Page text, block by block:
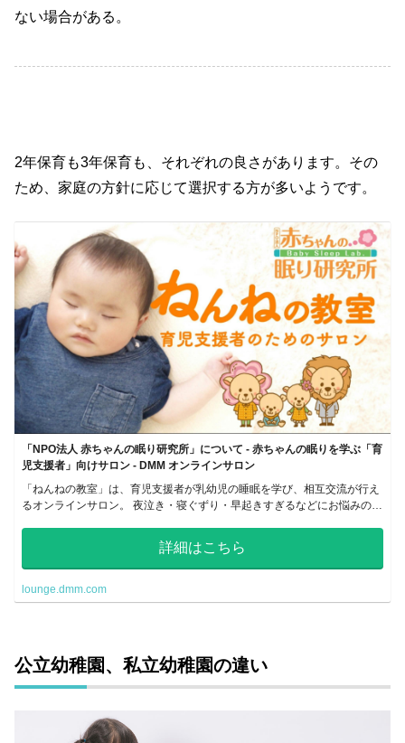
ない場合がある。
2年保育も3年保育も、それぞれの良さがあります。その
ため、家庭の方針に応じて選択する方が多いようです。
「NPO法人 赤ちゃんの眠り研究所」について - 赤ちゃんの眠りを学ぶ「育
児支援者」向けサロン - DMM オンラインサロン
「ねんねの教室」は、育児支援者が乳幼児の睡眠を学び、相互交流が行え
るオンラインサロン。 夜泣き・寝ぐずり・早起きすぎるなどにお悩みの
詳細はこちら
lounge.dmm.com
公立幼稚園、私立幼稚園の違い